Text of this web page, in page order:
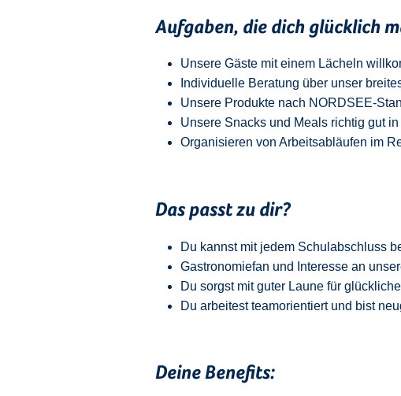
Aufgaben, die dich glücklich
Unsere Gäste mit einem Lächeln w
Individuelle Beratung über unser
Unsere Produkte nach NORDSEE-
Unsere Snacks und Meals richtig gut
Organisieren von Arbeitsabläufen im
Das passt zu dir?
Du kannst mit jedem Schulabschluss
Gastronomiefan und
Interesse an
Du sorgst mit guter Laune für
Du arbeitest teamorientiert und bist
Deine Benefits: